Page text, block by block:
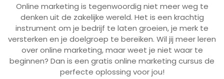
Online marketing is tegenwoordig niet meer weg te
denken uit de zakelijke wereld. Het is een krachtig
instrument om je bedrijf te laten groeien, je merk te
versterken en je doelgroep te bereiken. Wil jij meer leren
over online marketing, maar weet je niet waar te
beginnen? Dan is een gratis online marketing cursus de
perfecte oplossing voor jou!